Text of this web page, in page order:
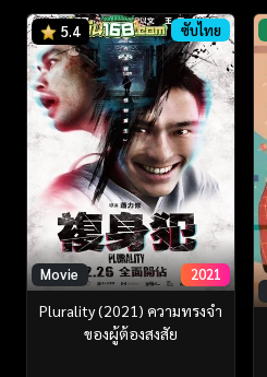
5.4 ซับไทย
Movie 2021
Plurality (2021) ความทรงจำ
ของผู้ต้องสงสัย